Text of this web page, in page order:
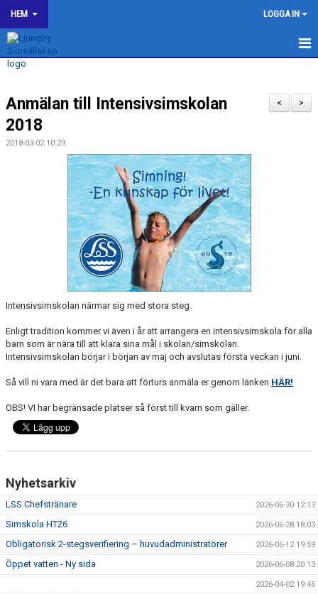
HEM LOGGA IN
LJUNGBY SIMSÄLLSKAP
OM KLUBBEN
BILDGALLERI
HJÄLP TILL I LJUNGBY SS
>
<
Anmälan till Intensivsimskolan
2018
2018-03-02 10:29
Intensivsimskolan närmar sig med stora steg.
Enligt tradition kommer vi även i år att arrangera en intensivsimskola för alla
barn som är nära till att klara sina mål i skolan/simskolan.
Intensivsimskolan börjar i början av maj och avslutas första veckan i juni.
Så vill ni vara med är det bara att förturs anmäla er genom länken HÄR!
OBS! VI har begränsade platser så först till kvarn som gäller.
Nyhetsarkiv
LSS Chefstränare 2026-06-30 12:13
Simskola HT26 2026-06-28 18:03
Obligatorisk 2-stegsverifiering – huvudadministratörer 2026-06-12 19:59
Öppet vatten - Ny sida 2026-06-08 20:13
2026-04-02 19:46